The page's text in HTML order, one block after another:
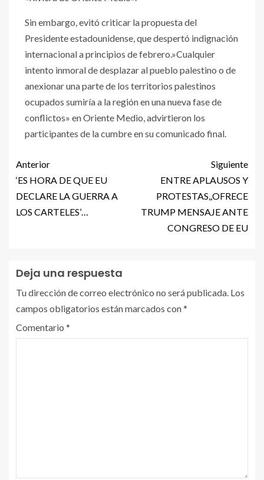
Sin embargo, evitó criticar la propuesta del
Presidente estadounidense, que despertó indignación
internacional a principios de febrero.»Cualquier
intento inmoral de desplazar al pueblo palestino o de
anexionar una parte de los territorios palestinos
ocupados sumiría a la región en una nueva fase de
conflictos» en Oriente Medio, advirtieron los
participantes de la cumbre en su comunicado final.
Anterior
‘ES HORA DE QUE EU
DECLARE LA GUERRA A
LOS CARTELES’…
Siguiente
ENTRE APLAUSOS Y
PROTESTAS,,OFRECE
TRUMP MENSAJE ANTE
CONGRESO DE EU
Deja una respuesta
Tu dirección de correo electrónico no será publicada. Los
campos obligatorios están marcados con*
Comentario *